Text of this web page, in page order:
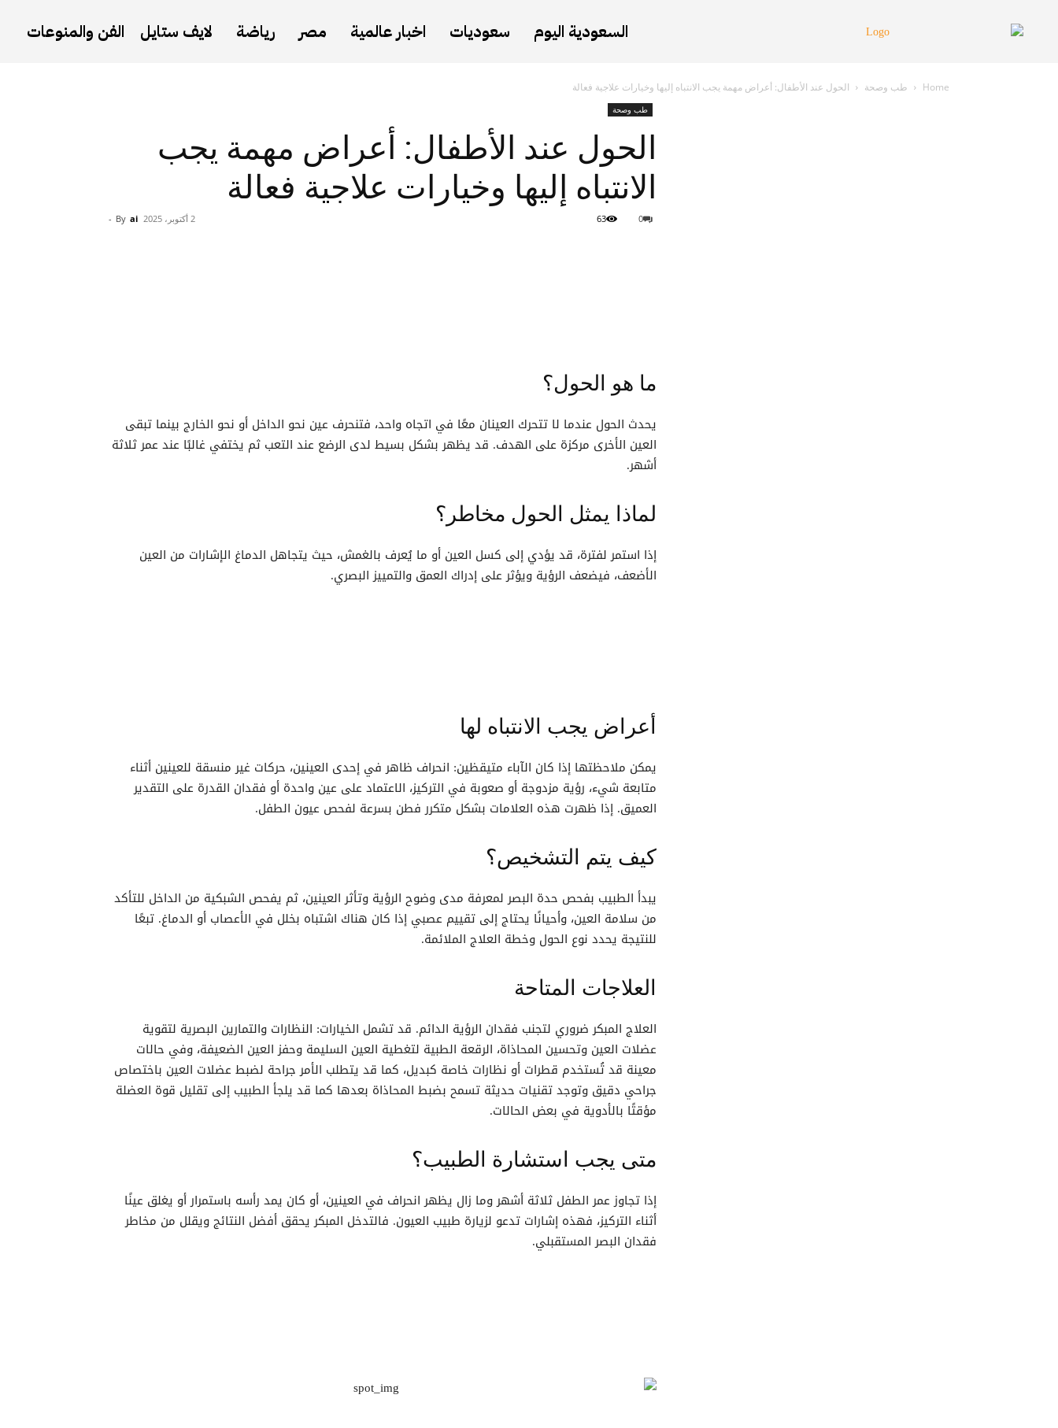
السعودية اليوم سعوديات اخبار عالمية مصر رياضة لايف ستايل الفن والمنوعات
Home طب وصحة الحول عند الأطفال: أعراض مهمة يجب الانتباه إليها وخيارات علاجية فعالة
طب وصحة
الحول عند الأطفال: أعراض مهمة يجب
الانتباه إليها وخيارات علاجية فعالة
By ai
- 2 أكتوبر، 2025 0
63
ما هو الحول؟
يحدث الحول عندما لا تتحرك العينان معًا في اتجاه واحد، فتنحرف عين نحو الداخل أو نحو الخارج بينما تبقى
العين الأخرى مركزة على الهدف. قد يظهر بشكل بسيط لدى الرضع عند التعب ثم يختفي غالبًا عند عمر ثلاثة
أشهر.
لماذا يمثل الحول مخاطر؟
إذا استمر لفترة، قد يؤدي إلى كسل العين أو ما يُعرف بالغمش، حيث يتجاهل الدماغ الإشارات من العين
الأضعف، فيضعف الرؤية ويؤثر على إدراك العمق والتمييز البصري.
أعراض يجب الانتباه لها
يمكن ملاحظتها إذا كان الآباء متيقظين: انحراف ظاهر في إحدى العينين، حركات غير منسقة للعينين أثناء
متابعة شيء، رؤية مزدوجة أو صعوبة في التركيز، الاعتماد على عين واحدة أو فقدان القدرة على التقدير
العميق. إذا ظهرت هذه العلامات بشكل متكرر فطن بسرعة لفحص عيون الطفل.
كيف يتم التشخيص؟
يبدأ الطبيب بفحص حدة البصر لمعرفة مدى وضوح الرؤية وتأثر العينين، ثم يفحص الشبكية من الداخل للتأكد
من سلامة العين، وأحيانًا يحتاج إلى تقييم عصبي إذا كان هناك اشتباه بخلل في الأعصاب أو الدماغ. تبعًا
للنتيجة يحدد نوع الحول وخطة العلاج الملائمة.
العلاجات المتاحة
العلاج المبكر ضروري لتجنب فقدان الرؤية الدائم. قد تشمل الخيارات: النظارات والتمارين البصرية لتقوية
عضلات العين وتحسين المحاذاة، الرقعة الطبية لتغطية العين السليمة وحفز العين الضعيفة، وفي حالات
معينة قد تُستخدم قطرات أو نظارات خاصة كبديل، كما قد يتطلب الأمر جراحة لضبط عضلات العين باختصاص
جراحي دقيق وتوجد تقنيات حديثة تسمح بضبط المحاذاة بعدها كما قد يلجأ الطبيب إلى تقليل قوة العضلة
مؤقتًا بالأدوية في بعض الحالات.
متى يجب استشارة الطبيب؟
إذا تجاوز عمر الطفل ثلاثة أشهر وما زال يظهر انحراف في العينين، أو كان يمد رأسه باستمرار أو يغلق عينًا
أثناء التركيز، فهذه إشارات تدعو لزيارة طبيب العيون. فالتدخل المبكر يحقق أفضل النتائج ويقلل من مخاطر
فقدان البصر المستقبلي.